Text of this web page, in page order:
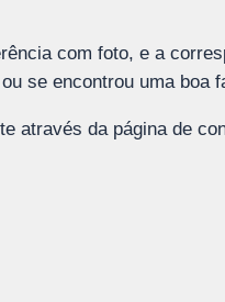
com foto, e a
se encontrou uma boa
através da página de